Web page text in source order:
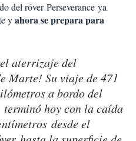
del róver Perseverance ya
yahora se prepara para
el aterrizaje del
Marte! Su viaje de 471
a bordo del
terminó hoy con la caída
desde el